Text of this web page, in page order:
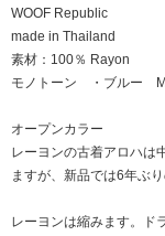
WOOF Republic
made in Thailand
素材：100％ Rayon
モノトーン ・ブルー
オープンカラー
レーヨンの古着アロハは
ますが、新品では6年ぶ
レーヨンは縮みます。ド